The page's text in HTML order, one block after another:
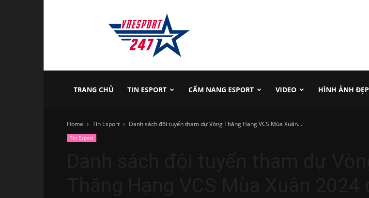
vnesport247
TRANG CHỦ TIN ESPORT CẨM NANG ESPORT VIDEO HÌNH ẢNH ĐẸP
Home Tin Esport Danh sách đội tuyển tham dự Vòng Thăng Hạng VCS Mùa Xuân...
Tin Esport